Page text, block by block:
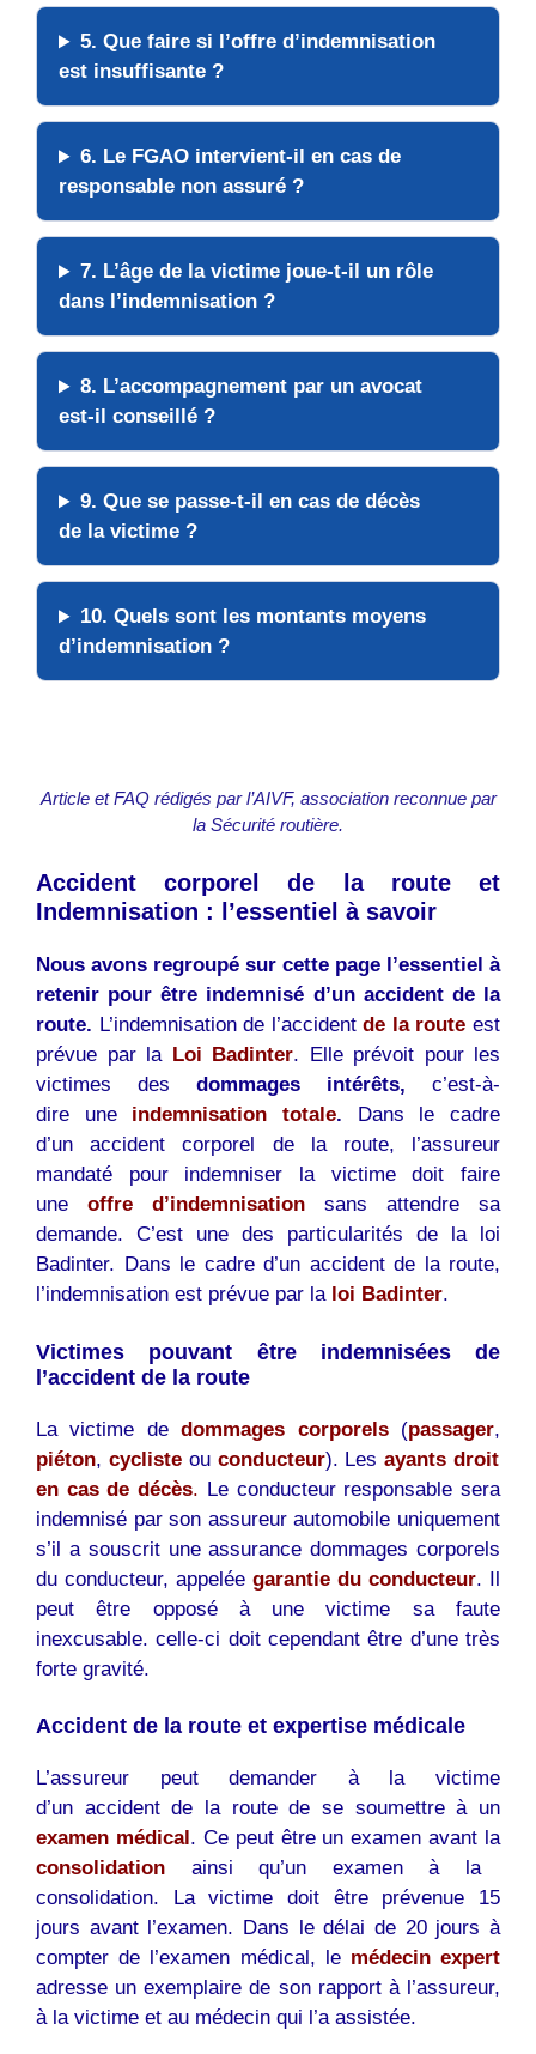
5. Que faire si l’offre d’indemnisation
est insuffisante ?
6. Le FGAO intervient-il en cas de
responsable non assuré ?
7. L’âge de la victime joue-t-il un rôle
dans l’indemnisation ?
8. L’accompagnement par un avocat
est-il conseillé ?
9. Que se passe-t-il en cas de décès
de la victime ?
10. Quels sont les montants moyens
d’indemnisation ?
Article et FAQ rédigés par l’AIVF, association reconnue par
la Sécurité routière.
Accident corporel de la route et
Indemnisation : l’essentiel à savoir
Nous avons regroupé sur cette page l’essentiel à
retenir pour être indemnisé d’un accident de la
route. L’indemnisation de l’accident de la route est
prévue par la Loi Badinter. Elle prévoit pour les
victimes des dommages intérêts, c’est-à-
dire une indemnisation totale. Dans le cadre
d’un accident corporel de la route, l’assureur
mandaté pour indemniser la victime doit faire
une offre d’indemnisation sans attendre sa
demande. C’est une des particularités de la loi
Badinter. Dans le cadre d’un accident de la route,
l’indemnisation est prévue par la loi Badinter.
Victimes pouvant être indemnisées de
l’accident de la route
La victime dedommages corporels(passager,
piéton, cyclisteou conducteur). Lesayants droit
en cas de décès. Le conducteur responsable sera
indemnisé par son assureur automobile uniquement
s’il a souscrit une assurance dommages corporels
du conducteur, appelée garantie du conducteur. Il
peut être opposé à une victime sa faute
inexcusable. celle-ci doit cependant être d’une très
forte gravité.
Accident de la route et expertise médicale
L’assureur peut demander à la victime
d’un accident de la route de se soumettre à un
examen médical . Ce peut être un examen avant la
consolidation
ainsi qu’un examen à la
consolidation. La victime doit être prévenue 15
jours avant l’examen. Dans le délai de 20 jours à
compter de l’examen médical, le médecin expert
adresse un exemplaire de son rapport à l’assureur,
à la victime et au médecin qui l’a assistée.